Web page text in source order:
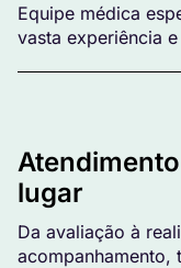
Equipe médica
vasta experiência
Atendimento
lugar
Da avaliação à
acompanhamento,